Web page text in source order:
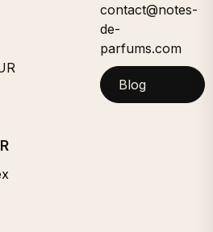
contact@notes-
de-
parfums.com
Blog